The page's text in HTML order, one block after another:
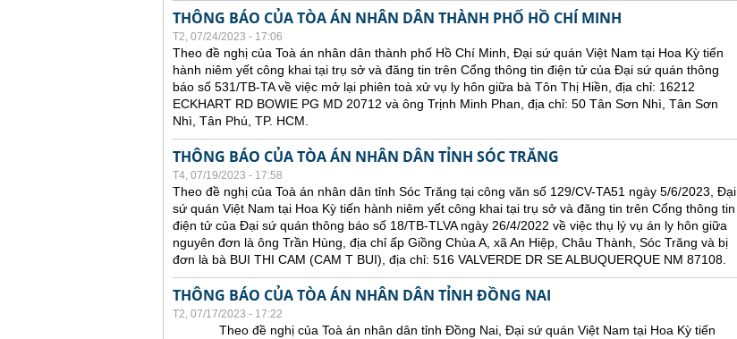
THÔNG BÁO CỦA TÒA ÁN NHÂN DÂN THÀNH PHỐ HỒ CHÍ MINH
T2, 07/24/2023 - 17:06
Theo đề nghị của Toà án nhân dân thành phố Hồ Chí Minh, Đại sứ quán Việt Nam tại Hoa Kỳ tiến
hành niêm yết công khai tại trụ sở và đăng tin trên Cổng thông tin điện tử của Đại sứ quán thông
báo số 531/TB-TA về việc mở lại phiên toà xử vụ ly hôn giữa bà Tôn Thị Hiền, địa chỉ: 16212
ECKHART RD BOWIE PG MD 20712 và ông Trịnh Minh Phan, địa chỉ: 50 Tân Sơn Nhì, Tân Sơn
Nhì, Tân Phú, TP. HCM.
THÔNG BÁO CỦA TÒA ÁN NHÂN DÂN TỈNH SÓC TRĂNG
T4, 07/19/2023 - 17:58
Theo đề nghị của Toà án nhân dân tỉnh Sóc Trăng tại công văn số 129/CV-TA51 ngày 5/6/2023, Đại
sứ quán Việt Nam tại Hoa Kỳ tiến hành niêm yết công khai tại trụ sở và đăng tin trên Cổng thông tin
điện tử của Đại sứ quán thông báo số 18/TB-TLVA ngày 26/4/2022 về việc thụ lý vụ án ly hôn giữa
nguyên đơn là ông Trần Hùng, địa chỉ ấp Giồng Chùa A, xã An Hiệp, Châu Thành, Sóc Trăng và bị
đơn là bà BUI THI CAM (CAM T BUI), địa chỉ: 516 VALVERDE DR SE ALBUQUERQUE NM 87108.
THÔNG BÁO CỦA TÒA ÁN NHÂN DÂN TỈNH ĐỒNG NAI
T2, 07/17/2023 - 17:22
Theo đề nghị của Toà án nhân dân tỉnh Đồng Nai, Đại sứ quán Việt Nam tại Hoa Kỳ tiến